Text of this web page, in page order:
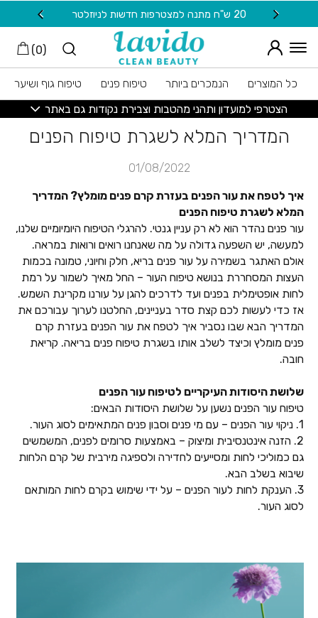
Skip to Content
20 ש"ח מתנה למצטרפות חדשות לניוזלטר
(
0
)
כל המוצרים הנמכרים ביותר טיפוח פנים
טיפוח גוף ושיער
הצטרפי למועדון ותהני מהטבות וצבירת נקודות גם באתר
המדריך המלא לשגרת טיפוח הפנים
01/08/2022
איך לטפח את עור הפנים בעזרת קרם פנים מומלץ? המדריך
המלא לשגרת טיפוח הפנים
עור פנים נהדר הוא לא רק עניין גנטי. להרגלי הטיפוח היומיומיים שלנו,
למעשה, יש השפעה גדולה על מה שאנחנו רואים ורואות במראה.
אולם האתגר בשמירה על עור פנים בריא, חלק וחיוני, טמונה בכמות
העצות המסחררת בנושא טיפוח העור – החל מאיך לשמור על רמת
לחות אופטימלית בפנים ועד לדרכים להגן על עורנו מקרינת השמש.
אז כדי לעשות לכם קצת סדר בעניינים, החלטנו לערוך עבורכם את
המדריך הבא שבו נסביר איך לטפח את עור הפנים בעזרת קרם
פנים מומלץ וכיצד לשלב אותו בשגרת טיפוח פנים בריאה. קריאת
חובה.
שלושת היסודות העיקריים לטיפוח עור הפנים
טיפוח עור הפנים נשען על שלושת היסודות הבאים:
1. ניקוי עור הפנים – עם מי פנים וסבון פנים המתאימים לסוג העור.
2. הזנה אינטנסיבית ומיצוק – באמצעות סרומים לפנים, המשמשים
גם כמוליכי לחות ומסייעים לחדירה ולספיגה מירבית של קרם הלחות
שיבוא בשלב הבא.
3. הענקת לחות לעור הפנים – על ידי שימוש בקרם לחות המותאם
לסוג העור.
בחזרה למעלה